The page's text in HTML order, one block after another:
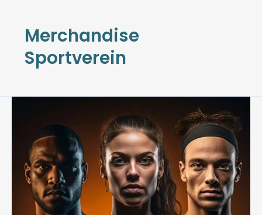
Merchandise
Sportverein
Vereinsgeschenk
–
Ideen
für
Mitglieder,
Fans
&
Events